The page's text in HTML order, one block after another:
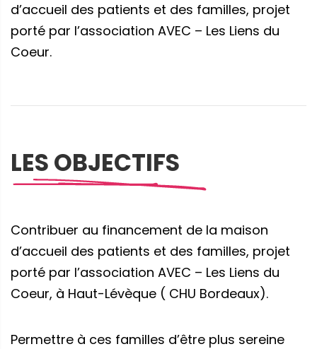
d’accueil des patients et des familles, projet
porté par l’association AVEC – Les Liens du
Coeur.
LES OBJECTIFS
Contribuer au financement de la maison
d’accueil des patients et des familles, projet
porté par l’association AVEC – Les Liens du
Coeur, à Haut-Lévèque ( CHU Bordeaux).
Permettre à ces familles d’être plus sereine